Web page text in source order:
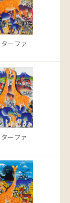
ーファ
ーファ